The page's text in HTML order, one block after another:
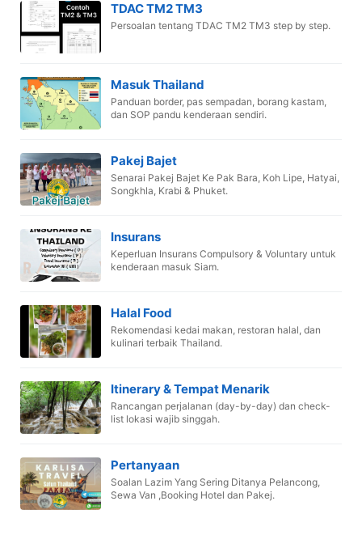
TDAC TM2 TM3
Persoalan tentang TDAC TM2 TM3 step by step.
Masuk Thailand
Panduan border, pas sempadan, borang kastam,
dan SOP pandu kenderaan sendiri.
Pakej Bajet
Senarai Pakej Bajet Ke Pak Bara, Koh Lipe, Hatyai,
Songkhla, Krabi & Phuket.
Insurans
Keperluan Insurans Compulsory & Voluntary untuk
kenderaan masuk Siam.
Halal Food
Rekomendasi kedai makan, restoran halal, dan
kulinari terbaik Thailand.
Itinerary & Tempat Menarik
Rancangan perjalanan (day-by-day) dan check-
list lokasi wajib singgah.
Pertanyaan
Soalan Lazim Yang Sering Ditanya Pelancong,
Sewa Van ,Booking Hotel dan Pakej.